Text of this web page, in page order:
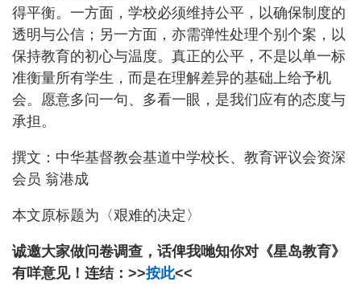
得平衡。一方面，学校必须维持公平，以确保制度的
透明与公信；另一方面，亦需弹性处理个别个案，以
保持教育的初心与温度。真正的公平，不是以单一标
准衡量所有学生，而是在理解差异的基础上给予机
会。愿意多问一句、多看一眼，是我们应有的态度与
承担。
撰文：中华基督教会基道中学校长、教育评议会资深
会员 翁港成
本文原标题为〈艰难的决定〉
诚邀大家做问卷调查，话俾我哋知你对《星岛教育》
有咩意见！连结：>>按此<<